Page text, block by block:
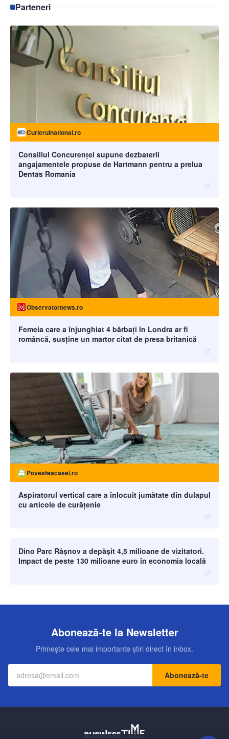
Parteneri
Curierulnational.ro
Consiliul Concurenței supune dezbaterii
angajamentele propuse de Hartmann pentru a prelua
Dentas Romania
Observatornews.ro
Femeia care a înjunghiat 4 bărbați în Londra ar fi
româncă, susţine un martor citat de presa britanică
Povesteacasei.ro
Aspiratorul vertical care a înlocuit jumătate din dulapul
cu articole de curățenie
Dino Parc Râșnov a depășit 4,5 milioane de vizitatori.
Impact de peste 130 milioane euro în economia locală
Abonează-te la Newsletter
Primește cele mai importante știri direct în inbox.
Abonează-te